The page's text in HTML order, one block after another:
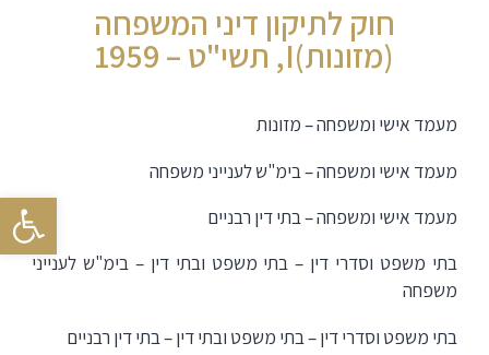
פתח
חוק לתיקון דיני המשפחה
(מזונות)I, תשי"ט – 1959
מעמד אישי ומשפחה – מזונות
מעמד אישי ומשפחה – בימ"ש לענייני משפחה
מעמד אישי ומשפחה – בתי דין רבניים
בתי משפט וסדרי דין – בתי משפט ובתי דין – בימ"ש לענייני
משפחה
בתי משפט וסדרי דין – בתי משפט ובתי דין – בתי דין רבניים